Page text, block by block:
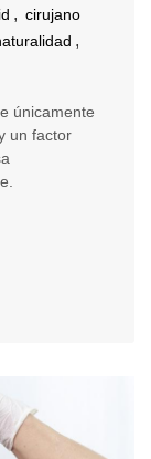
, cirujano
,
únicamente
un factor